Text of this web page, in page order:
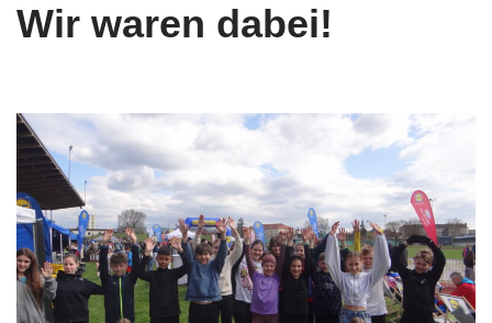
Wir waren dabei!